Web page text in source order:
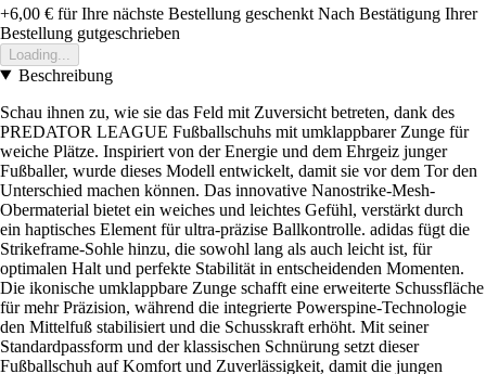
+6,00 € für Ihre nächste Bestellung geschenkt Nach Bestätigung Ihrer
Bestellung gutgeschrieben
Loading...
Beschreibung
Schau ihnen zu, wie sie das Feld mit Zuversicht betreten, dank des
PREDATOR LEAGUE Fußballschuhs mit umklappbarer Zunge für
weiche Plätze. Inspiriert von der Energie und dem Ehrgeiz junger
Fußballer, wurde dieses Modell entwickelt, damit sie vor dem Tor den
Unterschied machen können. Das innovative Nanostrike-Mesh-
Obermaterial bietet ein weiches und leichtes Gefühl, verstärkt durch
ein haptisches Element für ultra-präzise Ballkontrolle. adidas fügt die
Strikeframe-Sohle hinzu, die sowohl lang als auch leicht ist, für
optimalen Halt und perfekte Stabilität in entscheidenden Momenten.
Die ikonische umklappbare Zunge schafft eine erweiterte Schussfläche
für mehr Präzision, während die integrierte Powerspine-Technologie
den Mittelfuß stabilisiert und die Schusskraft erhöht. Mit seiner
Standardpassform und der klassischen Schnürung setzt dieser
Fußballschuh auf Komfort und Zuverlässigkeit, damit die jungen